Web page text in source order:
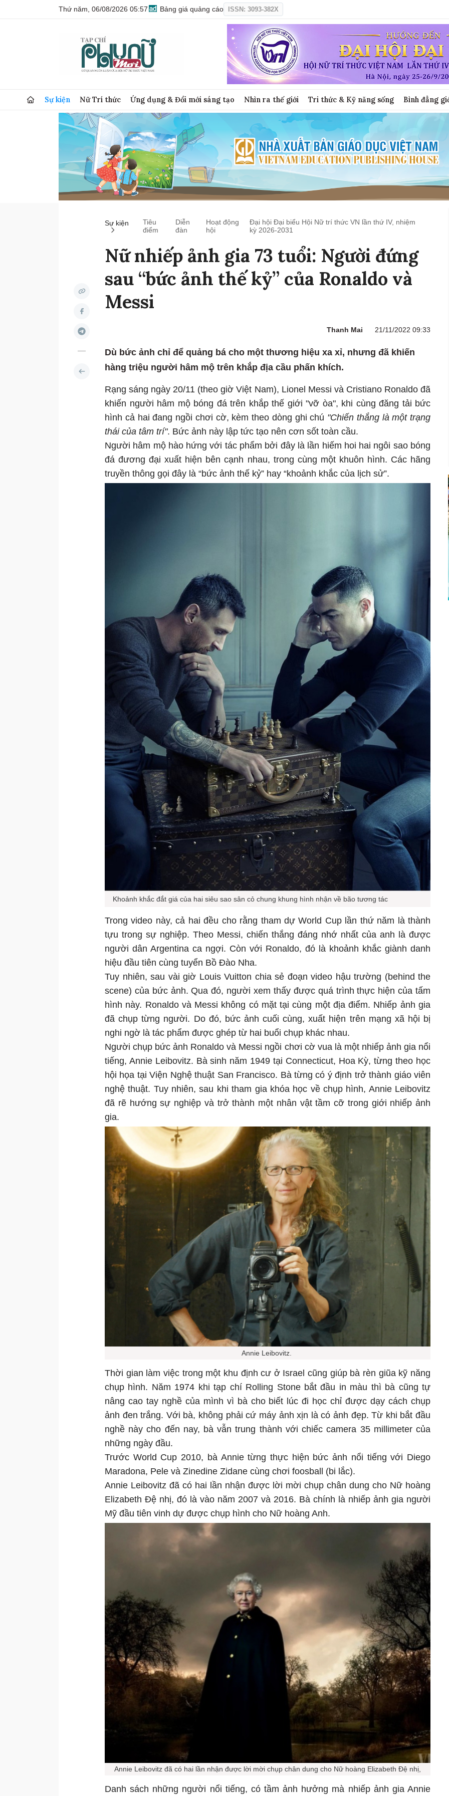
Thứ năm, 06/08/2026 05:57 Bảng giá quảng cáo ISSN: 3093-382X
Sự kiện Nữ Trí thức Ứng dụng & Đổi mới sáng tạo Nhìn ra thế giới Tri thức & Kỹ năng sống Bình đẳng
Sự kiện
Tiêu
điểm
Diễn
đàn
Hoạt động
hội
Đại hội Đại biểu Hội Nữ trí thức VN lần thứ IV, nhiệm
kỳ 2026-2031
Nữ nhiếp ảnh gia 73 tuổi: Người đứng
sau “bức ảnh thế kỷ” của Ronaldo và
Messi
Thanh Mai 21/11/2022 09:33
Dù bức ảnh chỉ để quảng bá cho một thương hiệu xa xỉ, nhưng đã khiến
hàng triệu người hâm mộ trên khắp địa cầu phấn khích.
Rạng sáng ngày 20/11 (theo giờ Việt Nam), Lionel Messi và Cristiano Ronaldo đã
khiến người hâm mộ bóng đá trên khắp thế giới "vỡ òa", khi cùng đăng tải bức
hình cả hai đang ngồi chơi cờ, kèm theo dòng ghi chú "Chiến thắng là một trạng
thái của tâm trí". Bức ảnh này lập tức tạo nên cơn sốt toàn cầu.
Người hâm mộ hào hứng với tác phẩm bởi đây là lần hiếm hoi hai ngôi sao bóng
đá đương đại xuất hiện bên cạnh nhau, trong cùng một khuôn hình. Các hãng
truyền thông gọi đây là “bức ảnh thế kỷ” hay “khoảnh khắc của lịch sử”.
Khoảnh khắc đắt giá của hai siêu sao sân cỏ chung khung hình nhận về bão tương tác
Trong video này, cả hai đều cho rằng tham dự World Cup lần thứ năm là thành
tựu trong sự nghiệp. Theo Messi, chiến thắng đáng nhớ nhất của anh là được
người dân Argentina ca ngợi. Còn với Ronaldo, đó là khoảnh khắc giành danh
hiệu đầu tiên cùng tuyển Bồ Đào Nha.
Tuy nhiên, sau vài giờ Louis Vuitton chia sẻ đoạn video hậu trường (behind the
scene) của bức ảnh. Qua đó, người xem thấy được quá trình thực hiện của tấm
hình này. Ronaldo và Messi không có mặt tại cùng một địa điểm. Nhiếp ảnh gia
đã chụp từng người. Do đó, bức ảnh cuối cùng, xuất hiện trên mạng xã hội bị
nghi ngờ là tác phẩm được ghép từ hai buổi chụp khác nhau.
Người chụp bức ảnh Ronaldo và Messi ngồi chơi cờ vua là một nhiếp ảnh gia nổi
tiếng, Annie Leibovitz. Bà sinh năm 1949 tại Connecticut, Hoa Kỳ, từng theo học
hội họa tại Viện Nghệ thuật San Francisco. Bà từng có ý định trở thành giáo viên
nghệ thuật. Tuy nhiên, sau khi tham gia khóa học về chụp hình, Annie Leibovitz
đã rẽ hướng sự nghiệp và trở thành một nhân vật tầm cỡ trong giới nhiếp ảnh
gia.
Annie Leibovitz.
Thời gian làm việc trong một khu định cư ở Israel cũng giúp bà rèn giũa kỹ năng
chụp hình. Năm 1974 khi tạp chí Rolling Stone bắt đầu in màu thì bà cũng tự
nâng cao tay nghề của mình vì bà cho biết lúc đi học chỉ được dạy cách chụp
ảnh đen trắng. Với bà, không phải cứ máy ảnh xịn là có ảnh đẹp. Từ khi bắt đầu
nghề này cho đến nay, bà vẫn trung thành với chiếc camera 35 millimeter của
những ngày đầu.
Trước World Cup 2010, bà Annie từng thực hiện bức ảnh nổi tiếng với Diego
Maradona, Pele và Zinedine Zidane cùng chơi foosball (bi lắc).
Annie Leibovitz đã có hai lần nhận được lời mời chụp chân dung cho Nữ hoàng
Elizabeth Đệ nhị, đó là vào năm 2007 và 2016. Bà chính là nhiếp ảnh gia người
Mỹ đầu tiên vinh dự được chụp hình cho Nữ hoàng Anh.
Annie Leibovitz đã có hai lần nhận được lời mời chụp chân dung cho Nữ hoàng Elizabeth Đệ nhị,
Danh sách những người nổi tiếng, có tầm ảnh hưởng mà nhiếp ảnh gia Annie